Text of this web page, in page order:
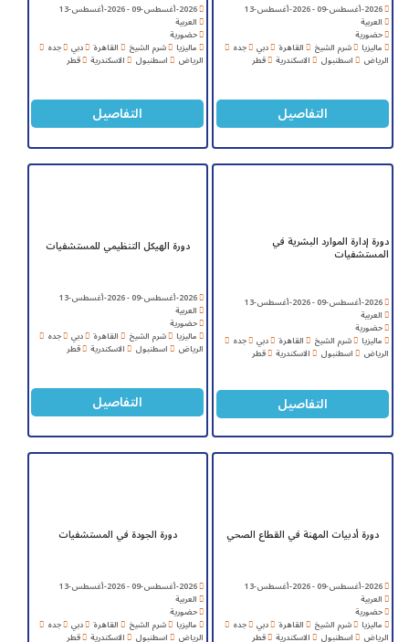
2026-أغسطس-09 - 2026-أغسطس-13
العربية
حضورية
ماليزيا شرم الشيخ القاهرة دبي جده
الرياض اسطنبول الاسكندرية قطر
التفاصيل
2026-أغسطس-09 - 2026-أغسطس-13
العربية
حضورية
ماليزيا شرم الشيخ القاهرة دبي جده
الرياض اسطنبول الاسكندرية قطر
التفاصيل
دورة إدارة الموارد البشرية في
المستشفيات
2026-أغسطس-09 - 2026-أغسطس-13
العربية
حضورية
ماليزيا شرم الشيخ القاهرة دبي جده
الرياض اسطنبول الاسكندرية قطر
التفاصيل
دورة الهيكل التنظيمي للمستشفيات
2026-أغسطس-09 - 2026-أغسطس-13
العربية
حضورية
ماليزيا شرم الشيخ القاهرة دبي جده
الرياض اسطنبول الاسكندرية قطر
التفاصيل
دورة أدبيات المهنة في القطاع الصحي
2026-أغسطس-09 - 2026-أغسطس-13
العربية
حضورية
ماليزيا شرم الشيخ القاهرة دبي جده
الرياض اسطنبول الاسكندرية قطر
دورة الجودة في المستشفيات
2026-أغسطس-09 - 2026-أغسطس-13
العربية
حضورية
ماليزيا شرم الشيخ القاهرة دبي جده
الرياض اسطنبول الاسكندرية قطر